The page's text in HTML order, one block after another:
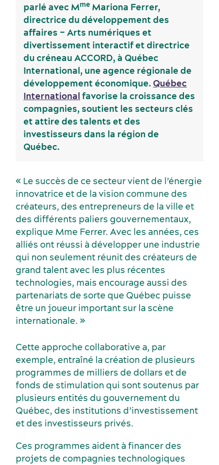
Événements sportifs
Écoresponsabilité événementielle
Hébergement
Lieux de réception
Fournisseurs
parlé avec Mme Mariona Ferrer,
directrice du développement des
affaires – Arts numériques et
divertissement interactif et directrice
du créneau ACCORD, à Québec
International, une agence régionale de
développement économique. Québec
International favorise la croissance des
compagnies, soutient les secteurs clés
et attire des talents et des
investisseurs dans la région de
Québec.
« Le succès de ce secteur vient de l’énergie
innovatrice et de la vision commune des
créateurs, des entrepreneurs de la ville et
des différents paliers gouvernementaux,
explique Mme Ferrer. Avec les années, ces
alliés ont réussi à développer une industrie
qui non seulement réunit des créateurs de
grand talent avec les plus récentes
technologies, mais encourage aussi des
partenariats de sorte que Québec puisse
être un joueur important sur la scène
internationale. »
Cette approche collaborative a, par
exemple, entraîné la création de plusieurs
programmes de milliers de dollars et de
fonds de stimulation qui sont soutenus par
plusieurs entités du gouvernement du
Québec, des institutions d’investissement
et des investisseurs privés.
Ces programmes aident à financer des
projets de compagnies technologiques